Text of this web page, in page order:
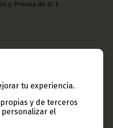
tu experiencia.
y de terceros
el
y Prensa de G. E.
Ecuatorial